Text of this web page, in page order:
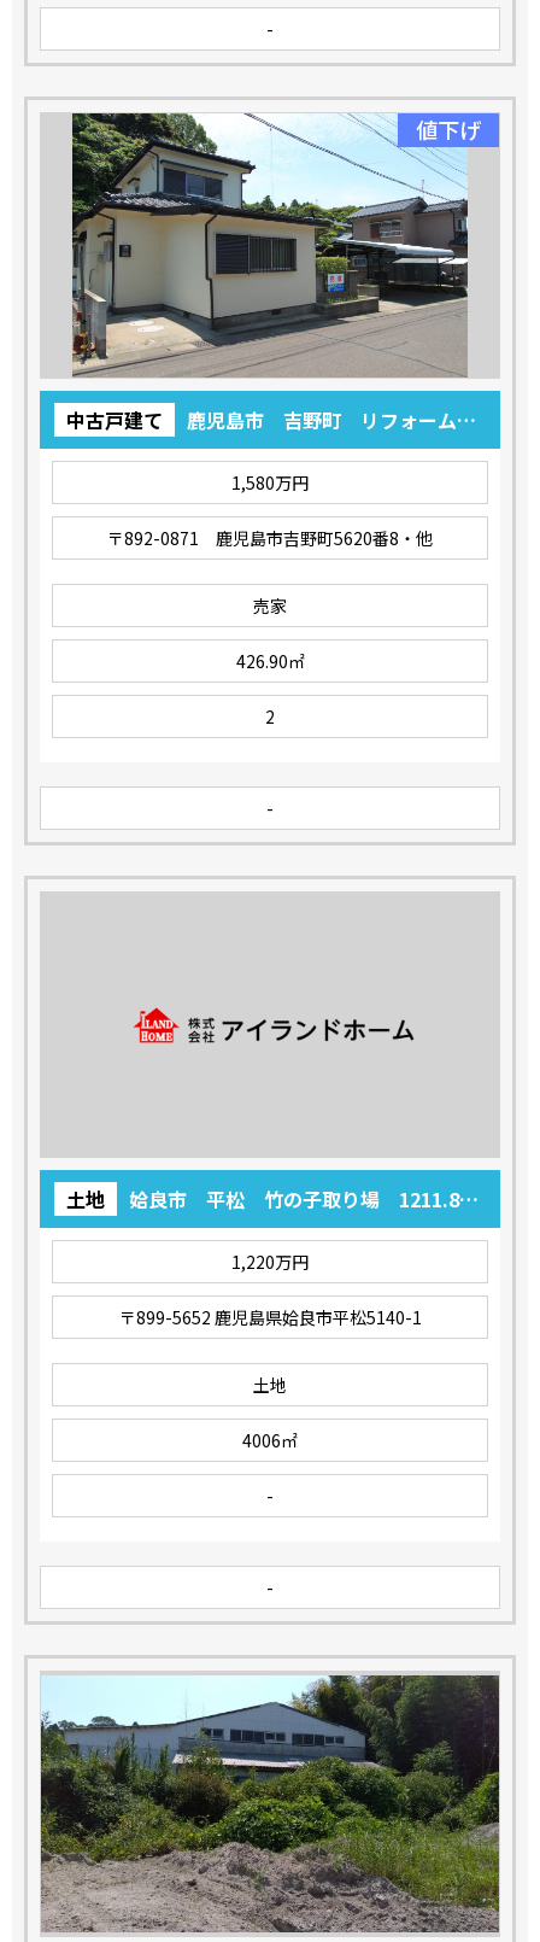
-
値下げ
中古戸建て
鹿児島市 吉野町 リフォーム中
古売家 4LDK 1,580万円
1,580万円
〒892-0871 鹿児島市吉野町5620番8・他
売家
426.90㎡
2
-
土地
姶良市 平松 竹の子取り場 1211.8
坪 1,220万円
1,220万円
〒899-5652 鹿児島県姶良市平松5140-1
土地
4006㎡
-
-